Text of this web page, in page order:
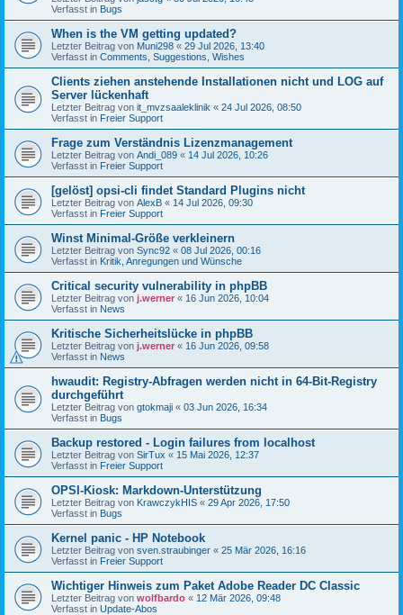
Verfasst in Bugs
When is the VM getting updated?
Letzter Beitrag von Muni298 « 29 Jul 2026, 13:40
Verfasst in Comments, Suggestions, Wishes
Clients ziehen anstehende Installationen nicht und LOG auf
Server lückenhaft
Letzter Beitrag von it_mvzsaaleklinik « 24 Jul 2026, 08:50
Verfasst in Freier Support
Frage zum Verständnis Lizenzmanagement
Letzter Beitrag von Andi_089 « 14 Jul 2026, 10:26
Verfasst in Freier Support
[gelöst] opsi-cli findet Standard Plugins nicht
Letzter Beitrag von AlexB « 14 Jul 2026, 09:30
Verfasst in Freier Support
Winst Minimal-Größe verkleinern
Letzter Beitrag von Sync92 « 08 Jul 2026, 00:16
Verfasst in Kritik, Anregungen und Wünsche
Critical security vulnerability in phpBB
Letzter Beitrag von j.werner « 16 Jun 2026, 10:04
Verfasst in News
Kritische Sicherheitslücke in phpBB
Letzter Beitrag von j.werner « 16 Jun 2026, 09:58
Verfasst in News
hwaudit: Registry-Abfragen werden nicht in 64-Bit-Registry
durchgeführt
Letzter Beitrag von gtokmaji « 03 Jun 2026, 16:34
Verfasst in Bugs
Backup restored - Login failures from localhost
Letzter Beitrag von SirTux « 15 Mai 2026, 12:37
Verfasst in Freier Support
OPSI-Kiosk: Markdown-Unterstützung
Letzter Beitrag von KrawczykHIS « 29 Apr 2026, 17:50
Verfasst in Bugs
Kernel panic - HP Notebook
Letzter Beitrag von sven.straubinger « 25 Mär 2026, 16:16
Verfasst in Freier Support
Wichtiger Hinweis zum Paket Adobe Reader DC Classic
Letzter Beitrag von wolfbardo « 12 Mär 2026, 09:48
Verfasst in Update-Abos